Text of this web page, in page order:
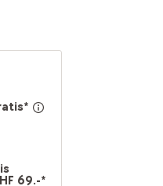
69.-*